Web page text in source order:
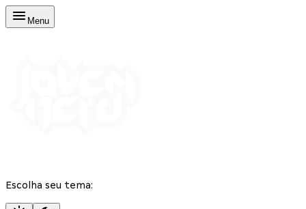
Menu
Escolha seu tema: